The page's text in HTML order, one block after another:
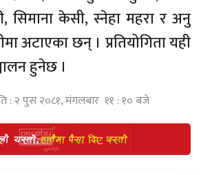
सिमाना केसी, स्नेहा महरा र अनु
अटाएका छन् । प्रतियोगिता यही
हुनेछ ।
: २ पुस २०८१, मंगलबार ११ : १० बजे